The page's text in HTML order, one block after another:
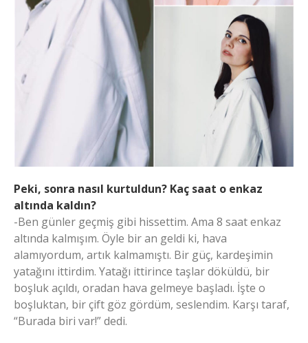
Peki, sonra nasıl kurtuldun? Kaç saat o enkaz
altında kaldın?
-Ben günler geçmiş gibi hissettim. Ama 8 saat enkaz
altında kalmışım. Öyle bir an geldi ki, hava
alamıyordum, artık kalmamıştı. Bir güç, kardeşimin
yatağını ittirdim. Yatağı ittirince taşlar döküldü, bir
boşluk açıldı, oradan hava gelmeye başladı. İşte o
boşluktan, bir çift göz gördüm, seslendim. Karşı taraf,
“Burada biri var!” dedi.